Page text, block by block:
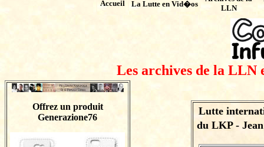
Accueil La Lutte en Vid�os
LLN
Les archives de la LLN
Offrez un produit
Generazione76
Lutte
du LKP -